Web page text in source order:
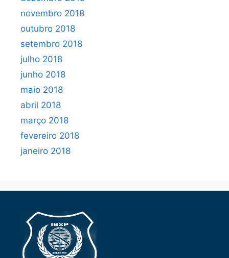
novembro 2018
outubro 2018
setembro 2018
julho 2018
junho 2018
maio 2018
abril 2018
março 2018
fevereiro 2018
janeiro 2018